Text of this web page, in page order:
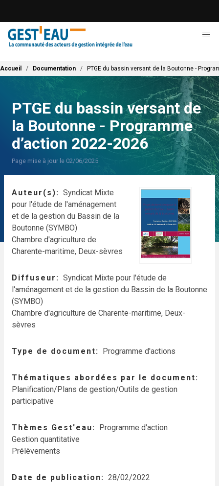
contenu
principal
Fil d'Ariane
Accueil Documentation PTGE du bassin versant de la Boutonne -
PTGE du bassin versant de
la Boutonne - Programme
d’action 2022-2026
Page mise à jour le 02/06/2025
Auteur(s)
Syndicat Mixte
pour l'étude de l'aménagement
et de la gestion du Bassin de la
Boutonne (SYMBO)
Chambre d'agriculture de
Charente-maritime, Deux-sèvres
Diffuseur
Syndicat Mixte pour l'étude de
l'aménagement et de la gestion du Bassin de la Boutonne
(SYMBO)
Chambre d'agriculture de Charente-maritime, Deux-
sèvres
Type de document Programme d'actions
Thématiques abordées par le document
Planification/Plans de gestion/Outils de gestion
participative
Thèmes Gest'eau
Programme d'action
Gestion quantitative
Prélèvements
Date de publication 28/02/2022